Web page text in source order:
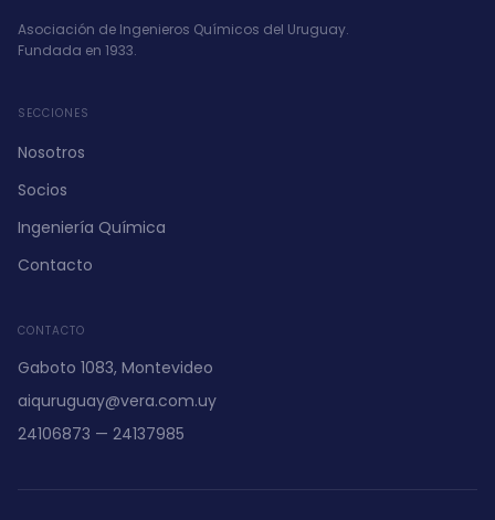
Asociación de Ingenieros Químicos del Uruguay.
Fundada en 1933.
SECCIONES
Nosotros
Socios
Ingeniería Química
Contacto
CONTACTO
Gaboto 1083, Montevideo
aiquruguay@vera.com.uy
24106873 — 24137985